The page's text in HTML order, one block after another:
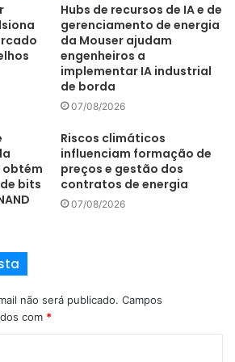
humana. Detectar
nos prejudicar é bom para os
empresa e para saúde dos
e profissionais”, explica. Feil,
em Operações Militares, espera que
em ler as pessoas com intuito de
baseados em mentiras, incluindo
em cargos importantes.
a um grande número de áreas
como métodos e técnicas,
redes corporativas, tecnologia
inteligência, gestão, centros de
cidades e edifícios inteligentes,
das Coisas.
Hubs de recursos de IA e de
gerenciamento de energia
da Mouser ajudam
engenheiros a
implementar IA industrial
de borda
07/08/2026
obtém
bits
Riscos climáticos
influenciam formação de
preços e gestão dos
contratos de energia
07/08/2026
não será publicado. Campos
com *